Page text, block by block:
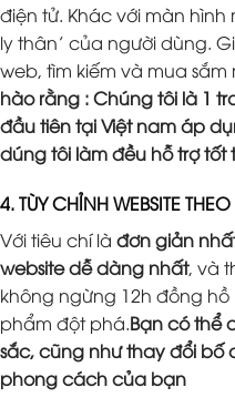
điện tử. Khác với màn
ly thân’ của người dùng.
web, tìm kiếm và mua sắm
hào rằng : Chúng tôi là 1
đầu tiên tại Việt nam áp
dúng tôi làm đều hỗ trợ
4. TÙY CHỈNH WEBSITE
Với tiêu chí là đơn giản
website dễ dàng nhất, và
không ngừng 12h đồng
phẩm đột phá.Bạn có thể
sắc, cũng như thay đổi bố
phong cách của bạn